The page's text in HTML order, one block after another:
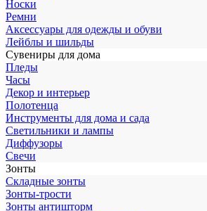
Носки
Ремни
Аксессуары для одежды и обуви
Лейблы и шильды
Сувениры для дома
Пледы
Часы
Декор и интерьер
Полотенца
Инструменты для дома и сада
Светильники и лампы
Диффузоры
Свечи
Зонты
Складные зонты
Зонты-трости
Зонты антишторм